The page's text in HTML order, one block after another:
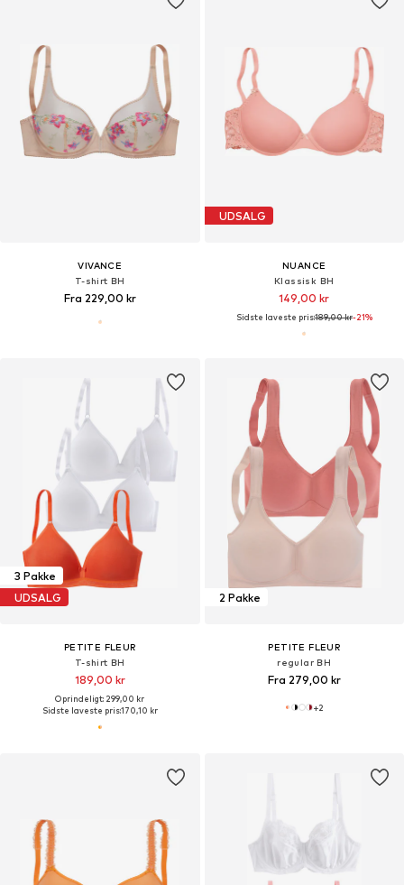
VIVANCE
T-shirt BH
Fra 229,00 kr
UDSALG
NUANCE
Klassisk BH
149,00 kr
Sidste laveste pris:189,00 kr-21%
3 Pakke
UDSALG
PETITE FLEUR
T-shirt BH
189,00 kr
Oprindeligt: 299,00 kr
Sidste laveste pris:170,10 kr
2 Pakke
PETITE FLEUR
regular BH
Fra 279,00 kr
+2